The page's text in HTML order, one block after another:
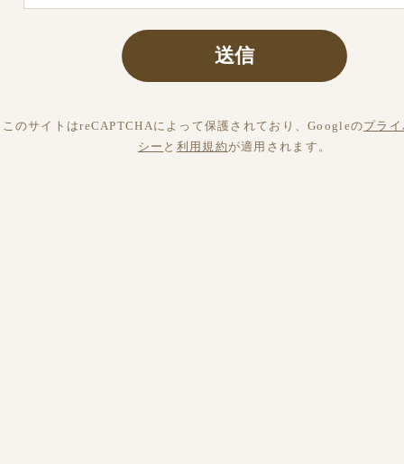
このサイトはreCAPTCHAによって保護されており、Googleのプラ
シー と 利用規約 が適用されます。